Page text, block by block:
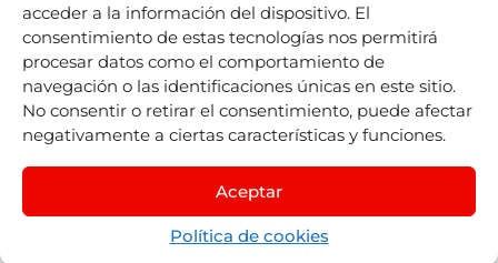
acceder a la información del dispositivo. El
consentimiento de estas tecnologías nos permitirá
procesar datos como el comportamiento de
navegación o las identificaciones únicas en este sitio.
No consentir o retirar el consentimiento, puede afectar
negativamente a ciertas características y funciones.
Aceptar
Política de cookies
Somos más
Juniper
Sobre
Nosotros
Dónde
Divisiones
Juniper
Airline
Vacations
Accesos
Seller Tools